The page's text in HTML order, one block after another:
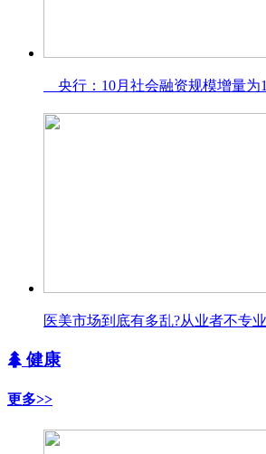
央行：10月社会融资规模增量为
医美市场到底有多乱?从业者不专
健康
更多>>